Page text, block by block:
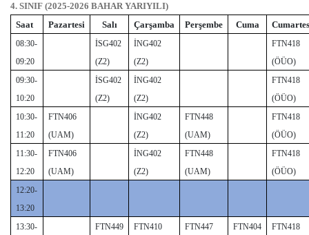
4. SINIF (2025-2026 BAHAR YARIYILI)
Saat
Pazartesi Salı Çarşamba Perşembe Cuma
08:30-
09:20
İSG402
(Z2)
İNG402
(Z2)
FTN418
(ÖÜO)
09:30-
10:20
İSG402
(Z2)
İNG402
(Z2)
FTN418
(ÖÜO)
10:30-
11:20
FTN406
(UAM)
İNG402
(Z2)
FTN448
(UAM)
FTN418
(ÖÜO)
11:30-
12:20
FTN406
(UAM)
İNG402
(Z2)
FTN448
(UAM)
FTN418
(ÖÜO)
12:20-
13:20
13:30-
FTN449
FTN410
FTN447
FTN404
FTN418